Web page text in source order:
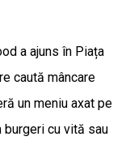
a ajuns în Piața
caută mâncare
un meniu axat pe
cu vită sau